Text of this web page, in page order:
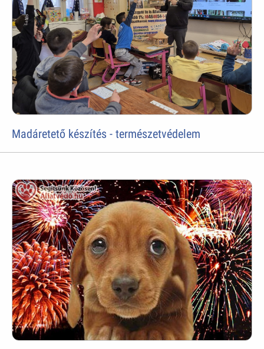
Madáretető készítés - természetvédelem